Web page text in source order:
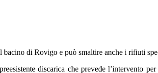
di Rovigo e può smaltire anche i rifiuti
discarica che prevede l’intervento